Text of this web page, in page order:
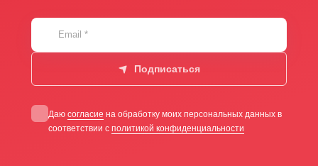
Email *
Подписаться
Даю согласие на обработку моих персональных данных в
соответствии с политикой конфиденциальности